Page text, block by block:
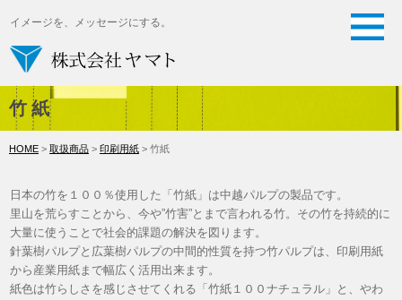
イメージを、メッセージにする。
竹紙
HOME > 取扱商品 > 印刷用紙 > 竹紙
日本の竹を１００％使用した「竹紙」は中越パルプの製品です。
里山を荒らすことから、今や”竹害”とまで言われる竹。その竹を持続的に
大量に使うことで社会的課題の解決を図ります。
針葉樹パルプと広葉樹パルプの中間的性質を持つ竹パルプは、印刷用紙
から産業用紙まで幅広く活用出来ます。
紙色は竹らしさを感じさせてくれる「竹紙１００ナチュラル」と、やわ